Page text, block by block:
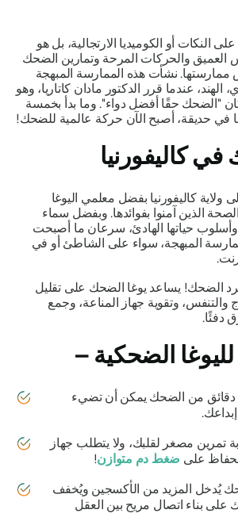
النكات أو الكوميديا ​​الارتجالية، بل هو
العميق والحركات المرحة وتمارين الضحك
نشأت هذه الممارسة المبهجة
الهند، عندما قرر الدكتور مادان كاتاريا، وهو
"الضحك حقًا أفضل دواء".وما بدأ بخمسة
حديقة، أصبح الآن حركة عالمية للضحك!
كاليفورنيا
كاليفورنيا بفضل معلمي اليوغا
الذين آمنوا بفوائدها. وبفضل سماء
حياتها الهادئ، سرعان ما أصبحت
المبهجة، سواء على الشاطئ أو في
الضحك! يساعد يوغا الضحك على تقليل
والتنفس، وتقوية جهاز المناعة، وجمع
دفئًا.
لليوغا الضحكية –
من الضحك يمكن أن تضيء
تمرين مصغر لقلبك، ولا يتطلب جهاز
على ضغط دم متوازن!
المزيد من الأكسجين ويُخفف
على بناء اتصال مريح بين العقل